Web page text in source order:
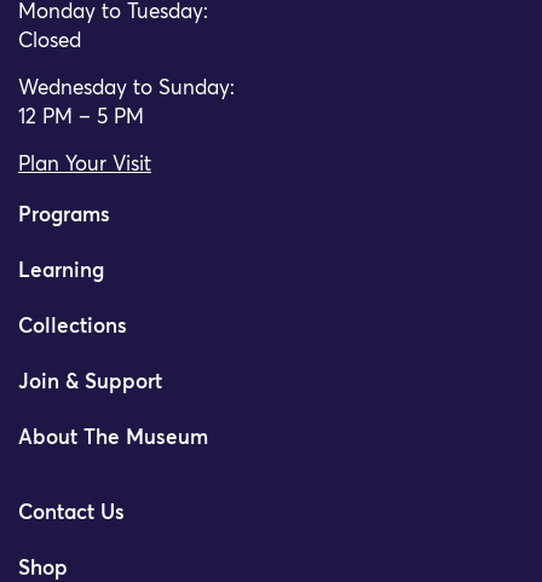
Monday to Tuesday:
Closed
Wednesday to Sunday:
12 PM – 5 PM
Plan Your Visit
Programs
Learning
Collections
Join & Support
About The Museum
Contact Us
Shop